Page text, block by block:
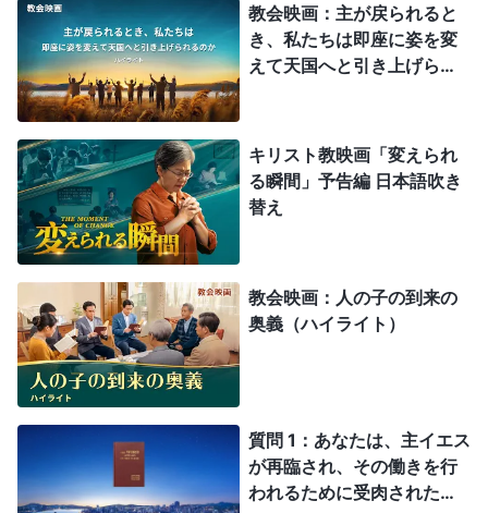
教会映画：主が戻られると
き、私たちは即座に姿を変
えて天国へと引き上げられ
キリスト教映画「変えられ
る瞬間」予告編 日本語吹き
替え
教会映画：人の子の到来の
奥義（ハイライト）
質問 1：あなたは、主イエス
が再臨され、その働きを行
われるために受肉されたと